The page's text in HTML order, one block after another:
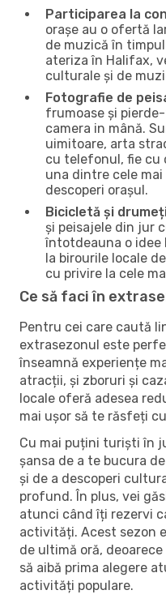
Participarea la
orașe au o ofertă
de muzică în
ateriza în Halifax,
culturale și de
Fotografie de
frumoase și
camera in mână.
uimitoare, arta
cu telefonul, fie cu
una dintre cele
descoperi orașul.
Bicicletă și
și peisajele din jur
întotdeauna o idee
la birourile locale
cu privire la cele
Ce să faci în
Pentru cei care caută
extrasezonul este
înseamnă experiențe
atracții, și zboruri și
locale oferă adesea
mai ușor să te răsfeți
Cu mai puțini turiști în
șansa de a te bucura
și de a descoperi
profund. În plus, vei
atunci când îți rezervi
activități. Acest sezon
de ultimă oră,
să aibă prima alegere
activități populare.